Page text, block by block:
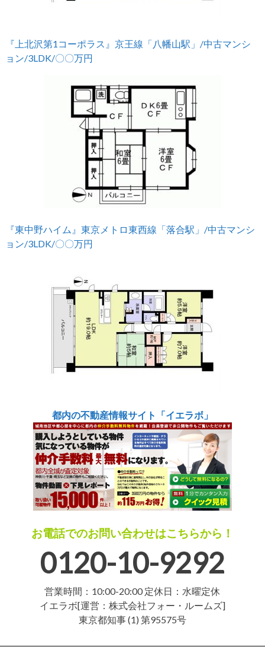
『上北沢第1コーポラス』京王線「八幡山駅」/中古マンシ
ョン/3LDK/〇〇万円
『東中野ハイム』東京メトロ東西線「落合駅」/中古マンシ
ョン/3LDK/〇〇万円
都内の不動産情報サイト「イエラボ」
お電話でのお問い合わせはこちらから！
0120-10-9292
営業時間：10:00-20:00 定休日：水曜定休
イエラボ[運営：株式会社フォー・ルームズ]
東京都知事 (1) 第95575号